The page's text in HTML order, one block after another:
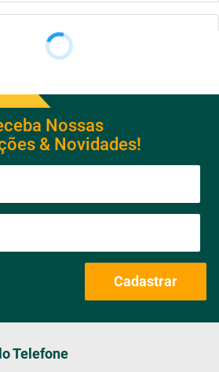
Nossas
& Novidades!
Cadastrar
Telefone